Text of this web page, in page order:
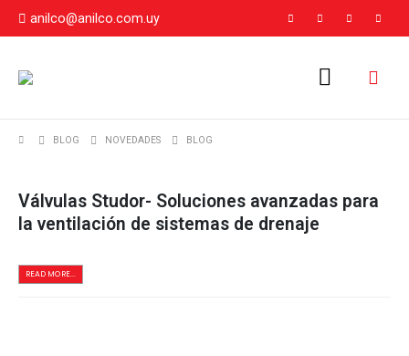
anilco@anilco.com.uy
BLOG NOVEDADES BLOG
Válvulas Studor- Soluciones avanzadas para
la ventilación de sistemas de drenaje
READ MORE...